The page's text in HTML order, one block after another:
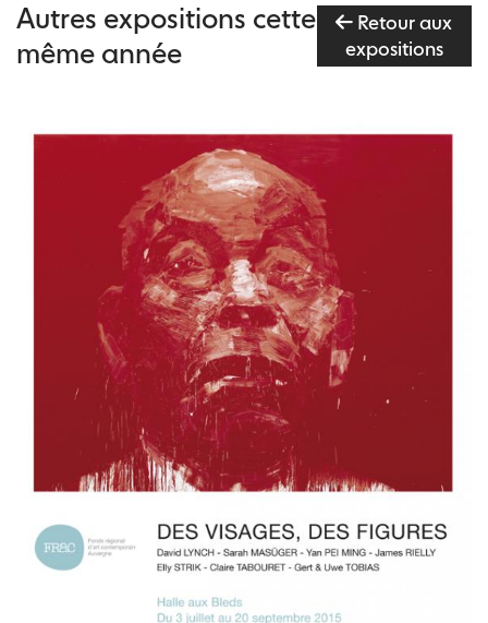
Autres expositions cette
même année
Retour aux
expositions